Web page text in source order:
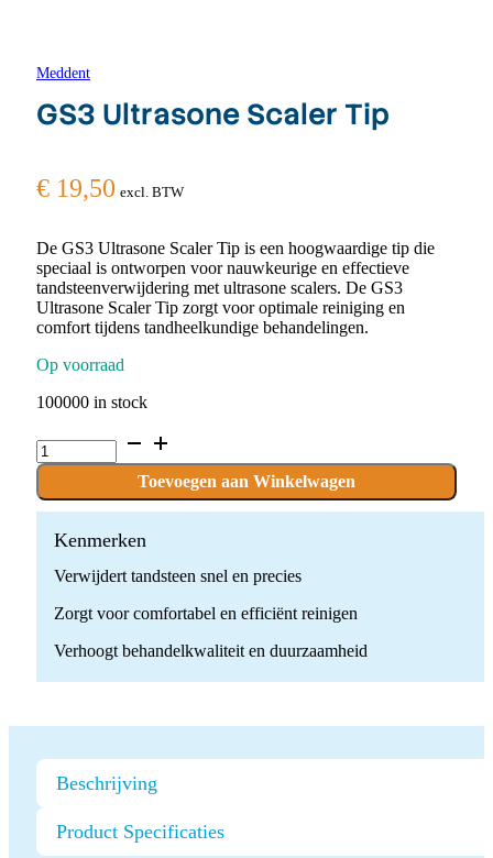
Meddent
GS3 Ultrasone Scaler Tip
€ 19,50 excl. BTW
De GS3 Ultrasone Scaler Tip is een hoogwaardige tip die
speciaal is ontworpen voor nauwkeurige en effectieve
tandsteenverwijdering met ultrasone scalers. De GS3
Ultrasone Scaler Tip zorgt voor optimale reiniging en
comfort tijdens tandheelkundige behandelingen.
Op voorraad
100000 in stock
GS3
Ultrasone
Tip
quantity
Toevoegen aan Winkelwagen
Kenmerken
Verwijdert tandsteen snel en precies
Zorgt voor comfortabel en efficiënt reinigen
Verhoogt behandelkwaliteit en duurzaamheid
Beschrijving
Product Specificaties